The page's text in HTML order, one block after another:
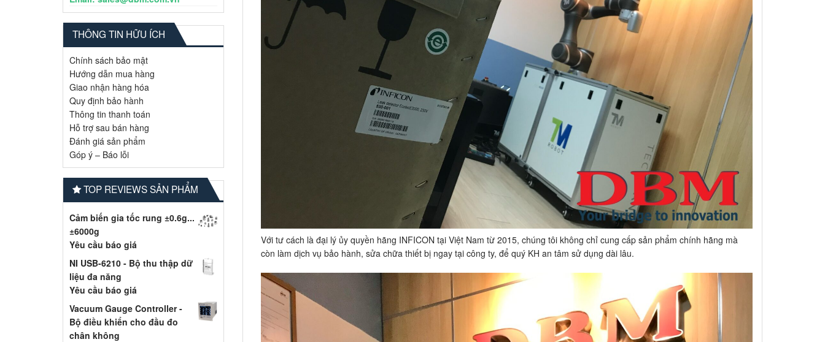
THÔNG TIN HỮU ÍCH
Chính sách bảo mật
Hướng dẫn mua hàng
Giao nhận hàng hóa
Quy định bảo hành
Thông tin thanh toán
Hỗ trợ sau bán hàng
Đánh giá sản phẩm
Góp ý – Báo lỗi
TOP REVIEWS SẢN PHẨM
Cảm biến gia tốc rung ±0.6g...
±6000g
Yêu cầu báo giá
NI USB-6210 - Bộ thu thập dữ
liệu đa năng
Yêu cầu báo giá
Vacuum Gauge Controller -
Bộ điều khiển cho đầu đo
chân không
Với tư cách là đại lý ủy quyền hãng INFICON tại Việt Nam từ 2015, chúng tôi không chỉ cung cấp sản phẩm chính hãng mà
còn làm dịch vụ bảo hành, sửa chữa thiết bị ngay tại công ty, để quý KH an tâm sử dụng dài lâu.